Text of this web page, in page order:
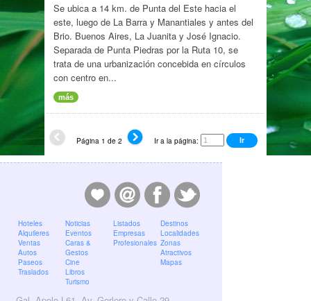
Se ubica a 14 km. de Punta del Este hacia el
este, luego de La Barra y Manantiales y antes del
Brio. Buenos Aires, La Juanita y José Ignacio.
Separada de Punta Piedras por la Ruta 10, se
trata de una urbanización concebida en círculos
con centro en...
más
Página 1 de 2 Ir a la página:
Hoteles
Alquileres
Ventas
Autos
Paseos
Traslados
Noticias
Eventos
Caras &
Gestos
Cine
Libros
Turismo
Listados
Empresas
Profesionales
Destinos
Localidades
Zonas
Atractivos
Mapas